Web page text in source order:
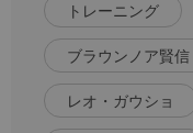
トレーニング
ブラウンノア賢信
レオ・ガウショ